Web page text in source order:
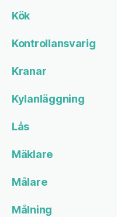
Kök
Kontrollansvarig
Kranar
Kylanläggning
Lås
Mäklare
Målare
Målning